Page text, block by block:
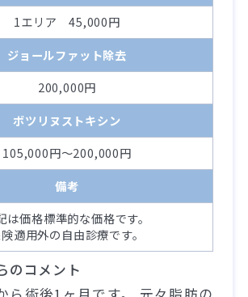
1エリア 45,000円
ジョールファット除去
200,000円
ボツリヌストキシン
105,000円～200,000円
備考
は価格標準的な価格です。
適用外の自由診療です。
のコメント